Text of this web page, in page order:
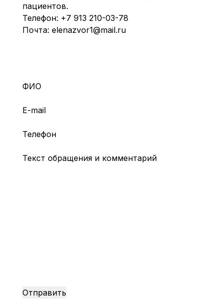
пациентов.
Телефон: +7 913 210-03-78
Почта: elenazvor1@mail.ru
ФИО
E-mail
Телефон
Текст обращения и комментарий